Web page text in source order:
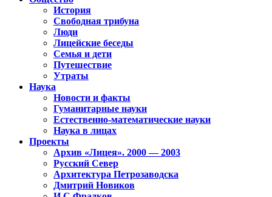
История
Свободная трибуна
Люди
Лицейские беседы
Семья и дети
Путешествие
Утраты
Наука
Новости и факты
Гуманитарные науки
Естественно-математические науки
Наука в лицах
Проекты
Архив «Лицея». 2000 — 2003
Русский Север
Архитектура Петрозаводска
Дмитрий Новиков